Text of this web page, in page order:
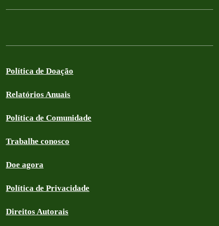
Política de Doação
Relatórios Anuais
Política de Comunidade
Trabalhe conosco
Doe agora
Política de Privacidade
Direitos Autorais